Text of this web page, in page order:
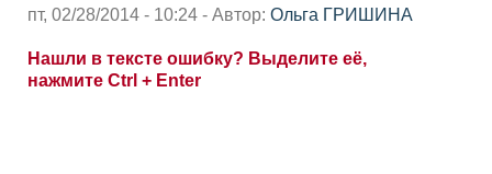
пт, 02/28/2014 - 10:24 - Автор: Ольга ГРИШИНА
Нашли в тексте ошибку? Выделите её,
нажмите Ctrl + Enter